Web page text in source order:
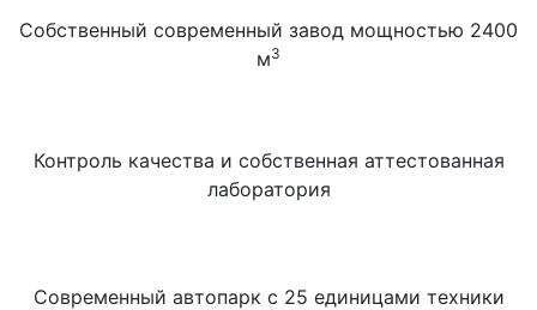
Собственный современный завод мощностью 2400
м3
Контроль качества и собственная аттестованная
лаборатория
Современный автопарк с 25 единицами техники